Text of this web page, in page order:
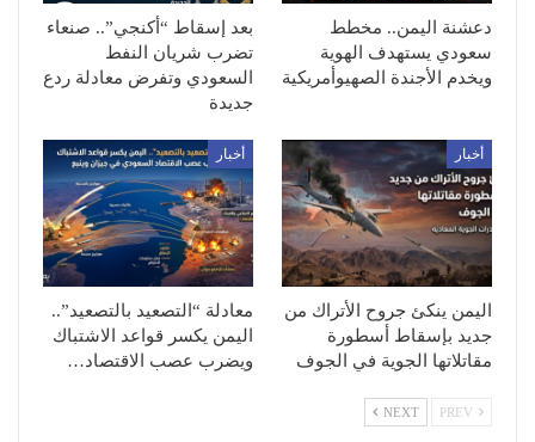
دعشنة اليمن.. مخطط
سعودي يستهدف الهوية
ويخدم الأجندة الصهيوأمريكية
بعد إسقاط “أكنجي”.. صنعاء
تضرب شريان النفط
السعودي وتفرض معادلة ردع
جديدة
أخبار
اليمن ينكئ جروح الأتراك من
جديد بإسقاط أسطورة
مقاتلاتها الجوية في الجوف
أخبار
معادلة “التصعيد بالتصعيد”..
اليمن يكسر قواعد الاشتباك
ويضرب عصب الاقتصاد…
NEXT